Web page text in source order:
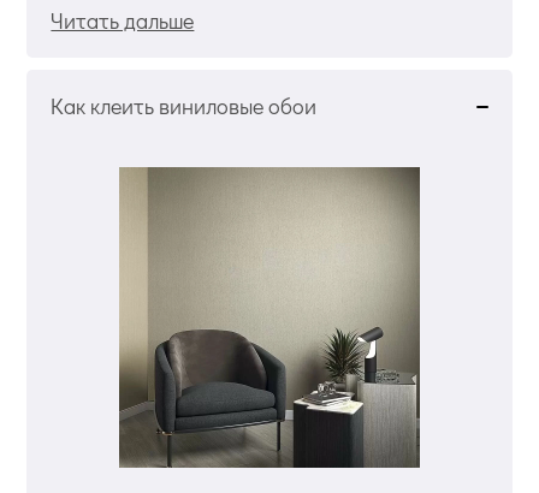
Читать дальше
Как клеить виниловые обои